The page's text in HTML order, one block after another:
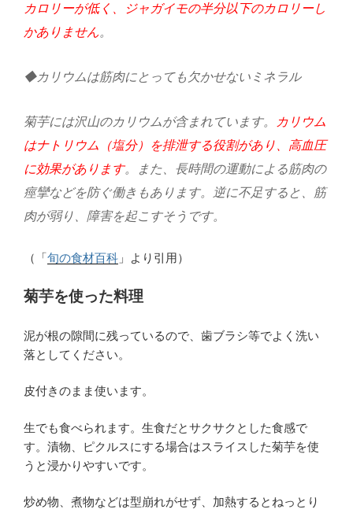
カロリーが低く、ジャガイモの半分以下のカロリーし
かありません。
◆カリウムは筋肉にとっても欠かせないミネラル
菊芋には沢山のカリウムが含まれています。
カリウム
はナトリウム（塩分）を排泄する役割があり、高血圧
に効果があります。また、長時間の運動による筋肉の
痙攣などを防ぐ働きもあります。逆に不足すると、筋
肉が弱り、障害を起こすそうです。
（「旬の食材百科 」より引用）
菊芋を使った料理
泥が根の隙間に残っているので、歯ブラシ等でよく洗い
落としてください。
皮付きのまま使います。
生でも食べられます。生食だとサクサクとした食感で
す。漬物、ピクルスにする場合はスライスした菊芋を使
うと浸かりやすいです。
炒め物、煮物などは型崩れがせず、加熱するとねっとり